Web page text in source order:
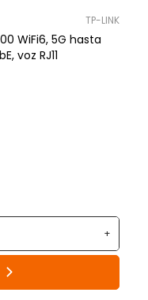
TP-LINK
WiFi6, 5G hasta
voz RJ11
+